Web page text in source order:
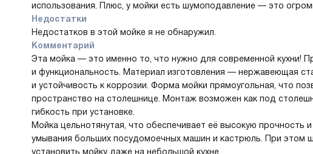
использования. Плюс, у мойки есть шумоподавление — это
Недостатки
Недостатков в этой мойке я не обнаружил.
Комментарий
Эта мойка — это именно то, что нужно для современной кухни!
и функциональность. Материал изготовления — нержавеющая
и устойчивость к коррозии. Форма мойки прямоугольная, что
пространство на столешнице. Монтаж возможен как под
гибкость при установке.
Мойка цельнотянутая, что обеспечивает её высокую прочность
умывания больших посудомоечных машин и кастрюль. При этом
установить мойку даже на небольшой кухне.